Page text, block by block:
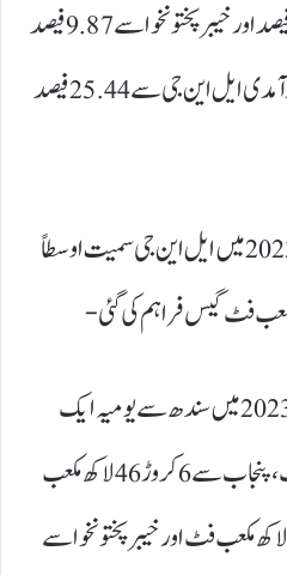
سے 49 فیصد، بلوچستان سے 14 فیصد اور خیبر پختونخوا سے9.87 فیصد
گیس فراہم ہوئی جبکہ مالی سال درآمدی ایل این جی سے 25.44فیصد
ذرائع نے بتایا کہ مالی سال 24-2023 میں ایل این جی سمیت اوسطاً
ذرائع کے مطابق مالی سال 24-2023 میں سندھ سے یومیہ ایک
ارب 71 کروڑ 80 لاکھ مکعب فٹ، پنجاب سے 6 کروڑ 46 لاکھ مکعب
فٹ، بلوچستان سے 50 کروڑ 58 لاکھ مکعب فٹ اور خیبر پختونخوا سے